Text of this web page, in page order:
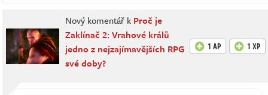
Nový komentář k Proč je
Zaklínač 2: Vrahové králů
jedno z nejzajímavějších RPG
své doby?
1 AP 1 XP